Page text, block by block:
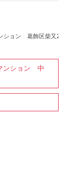
ション 葛飾区柴又2
ンション 中